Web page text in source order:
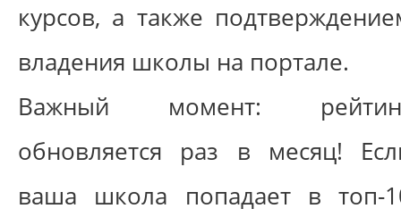
курсов, а также
владения школы на портале.
Важный момент:
обновляется раз в месяц!
ваша школа попадает в топ-